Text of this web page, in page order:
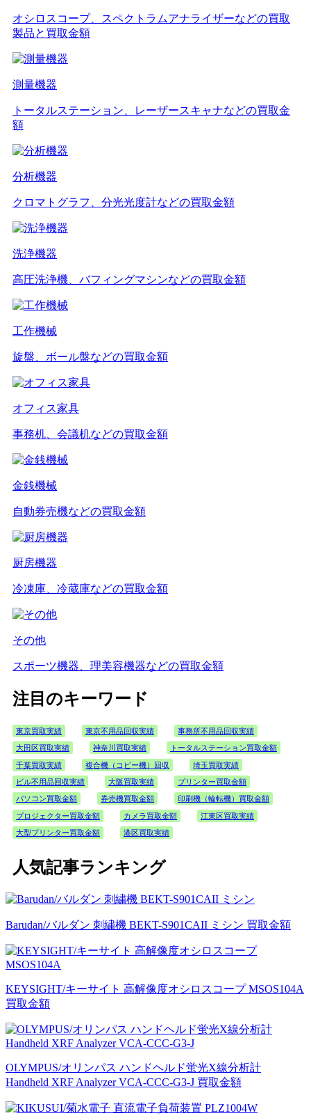
オシロスコープ、スペクトラムアナライザーなどの買取
製品と買取金額
測量機器
トータルステーション、レーザースキャナなどの買取金
額
分析機器
クロマトグラフ、分光光度計などの買取金額
洗浄機器
高圧洗浄機、バフィングマシンなどの買取金額
工作機械
旋盤、ボール盤などの買取金額
オフィス家具
事務机、会議机などの買取金額
金銭機械
自動券売機などの買取金額
厨房機器
冷凍庫、冷蔵庫などの買取金額
その他
スポーツ機器、理美容機器などの買取金額
注目のキーワード
東京買取実績 東京不用品回収実績 事務所不用品回収実績
大田区買取実績 神奈川買取実績 トータルステーション買取金額
千葉買取実績 複合機（コピー機）回収 埼玉買取実績
ビル不用品回収実績 大阪買取実績 プリンター買取金額
パソコン買取金額 券売機買取金額 印刷機（輪転機）買取金額
プロジェクター買取金額 カメラ買取金額 江東区買取実績
大型プリンター買取金額 港区買取実績
人気記事ランキング
Barudan/バルダン 刺繍機 BEKT-S901CAII ミシン 買取金額
KEYSIGHT/キーサイト 高解像度オシロスコープ MSOS104A
買取金額
OLYMPUS/オリンパス ハンドヘルド蛍光X線分析計
Handheld XRF Analyzer VCA-CCC-G3-J 買取金額